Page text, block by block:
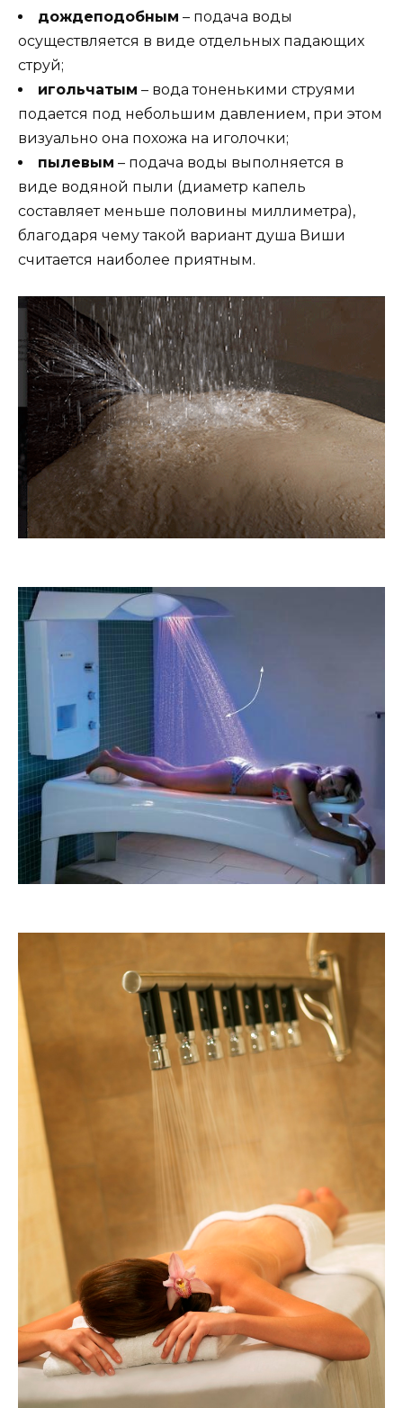
дождеподобным – подача воды
осуществляется в виде отдельных падающих
струй;
игольчатым – вода тоненькими струями
подается под небольшим давлением, при этом
визуально она похожа на иголочки;
пылевым – подача воды выполняется в
виде водяной пыли (диаметр капель
составляет меньше половины миллиметра),
благодаря чему такой вариант душа Виши
считается наиболее приятным.